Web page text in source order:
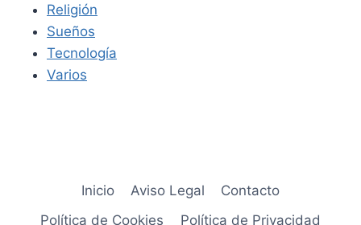
Religión
Sueños
Tecnología
Varios
Inicio Aviso Legal
Contacto
Política de Cookies
Política de Privacidad